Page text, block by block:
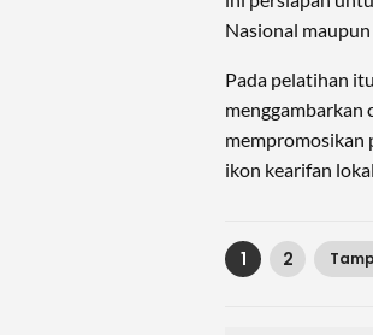
Nasional
Pada pelatihan
menggambarkan
mempromosikan
ikon kearifan
1 2